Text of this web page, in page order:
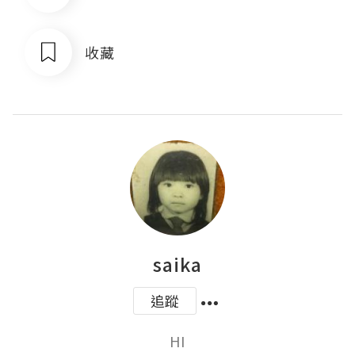
收藏
saika
追蹤
HI